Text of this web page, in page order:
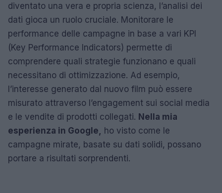
diventato una vera e propria scienza, l’analisi dei
dati gioca un ruolo cruciale. Monitorare le
performance delle campagne in base a vari KPI
(Key Performance Indicators) permette di
comprendere quali strategie funzionano e quali
necessitano di ottimizzazione. Ad esempio,
l’interesse generato dal nuovo film può essere
misurato attraverso l’engagement sui social media
e le vendite di prodotti collegati. Nella mia
esperienza in Google,
ho visto come le
campagne mirate, basate su dati solidi, possano
portare a risultati sorprendenti.